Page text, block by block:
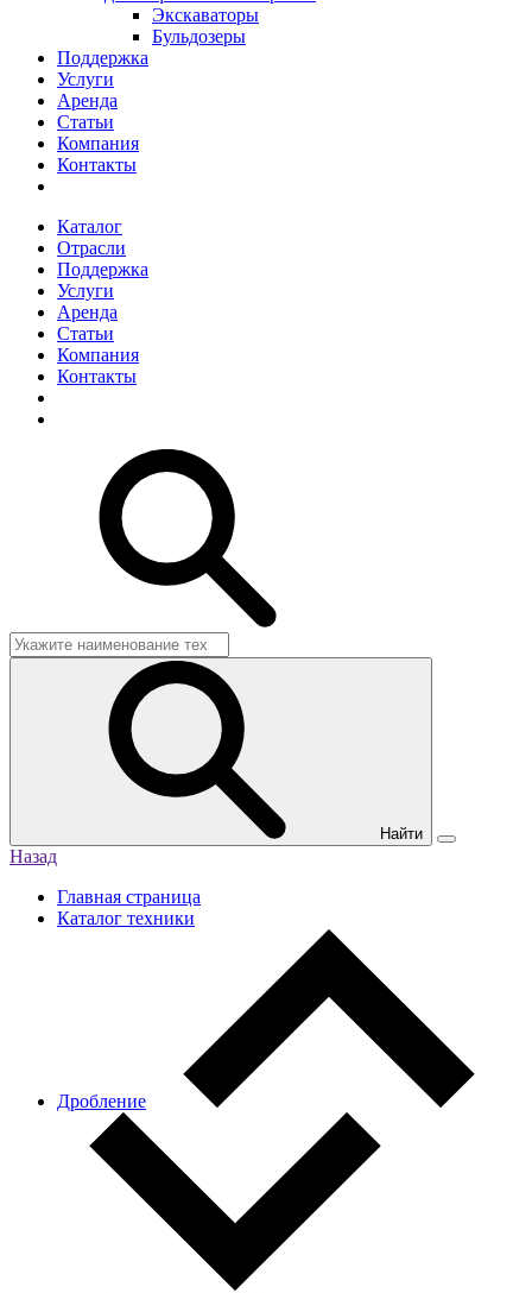
Экскаваторы
Бульдозеры
Поддержка
Услуги
Аренда
Статьи
Компания
Контакты
Каталог
Отрасли
Поддержка
Услуги
Аренда
Статьи
Компания
Контакты
Найти
Назад
Главная страница
Каталог техники
Дробление